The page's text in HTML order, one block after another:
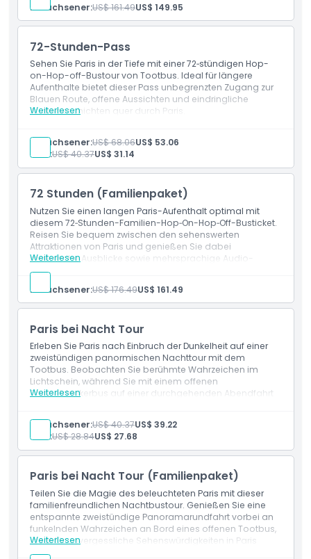
Einfache Besichtigung der Pariser
Sehenswürdigkeiten
Erwachsener:US$ 161.49US$ 149.95
72-Stunden-Pass
Sehen Sie Paris in der Tiefe mit einer 72‑stündigen Hop-
on-Hop-off-Bustour von Tootbus. Ideal für längere
Aufenthalte bietet dieser Pass unbegrenzten Zugang zur
Blauen Route, offene Aussichten und eindringliche
Audiogeschichten quer durch Paris.
Weiterlesen
72‑stündiger unbegrenzter Hop-on-Hop-off-Zugang
Offenes Sightseeing durch Paris
Mehrsprachiger Audioguide
Erwachsener:US$ 68.06US$ 53.06
Kind:US$ 40.37US$ 31.14
72 Stunden (Familienpaket)
Nutzen Sie einen langen Paris-Aufenthalt optimal mit
diesem 72‑Stunden-Familien-Hop‑On-Hop‑Off-Busticket.
Reisen Sie bequem zwischen den sehenswerten
Attraktionen von Paris und genießen Sie dabei
malerische Ausblicke sowie mehrsprachige Audio-
Kommentare, die speziell für Familien entwickelt wurden.
Weiterlesen
72‑Stunden-Hop‑On-Hop‑Off-Zugang für Familien
Malerischer Transport zwischen Pariser Attraktionen
Erwachsener:US$ 176.49US$ 161.49
Paris bei Nacht Tour
Erleben Sie Paris nach Einbruch der Dunkelheit auf einer
zweistündigen panormischen Nachttour mit dem
Tootbus. Beobachten Sie berühmte Wahrzeichen im
Lichtschein, während Sie mit einem offenen
Doppeldeckerbus auf einer durchgehenden Abendfahrt
Weiterlesen
Leistungen
Zweistündige durchgehende panoramische
Nachttour
Offener Doppeldeckerbus
Erwachsener:US$ 40.37US$ 39.22
Kind:US$ 28.84US$ 27.68
Paris bei Nacht Tour (Familienpaket)
Teilen Sie die Magie des beleuchteten Paris mit dieser
familienfreundlichen Nachtbustour. Genießen Sie eine
entspannte zweistündige Panoramarundfahrt vorbei an
funkelnden Wahrzeichen an Bord eines offenen Tootbus,
ideal für unvergessliche Sehenswürdigkeiten in Paris
nach Sonnenuntergang.
Weiterlesen